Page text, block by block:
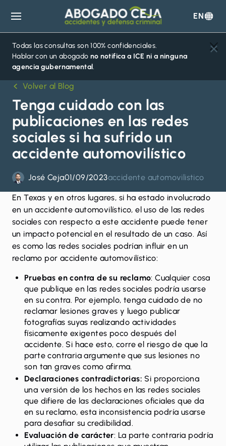
Abogado
Ceja
EN
Todas las consultas son 100% confidenciales.
Hablar con un abogado no notifica a ICE ni a ninguna
agencia gubernamental.
Volver al Blog
Tenga cuidado con las
publicaciones en las redes
sociales si ha sufrido un
accidente automovilístico
José Ceja01/09/2023accidente automovilistico
En Texas y en otros lugares, si ha estado involucrado
en unaccidente automovilístico, el uso de las redes
sociales con respecto a este accidente puede tener
un impacto potencial en el resultado de un caso. Así
es como las redes sociales podrían influir en un
reclamo por accidente automovilístico:
Pruebas en contra de su reclamo: Cualquier cosa
que publique en las redes sociales podría usarse
en su contra. Por ejemplo, tenga cuidado de no
reclamar lesiones graves y luego publicar
fotografías suyas realizando actividades
físicamente exigentes poco después del
accidente. Si hace esto, corre el riesgo de que la
parte contraria argumente que sus lesiones no
son tan graves como afirma.
Declaraciones contradictorias: Si proporciona
una versión de los hechos en las redes sociales
que difiere de las declaraciones oficiales que da
en su reclamo, esta inconsistencia podría usarse
para desafiar su credibilidad.
Evaluación de carácter: La parte contraria podría